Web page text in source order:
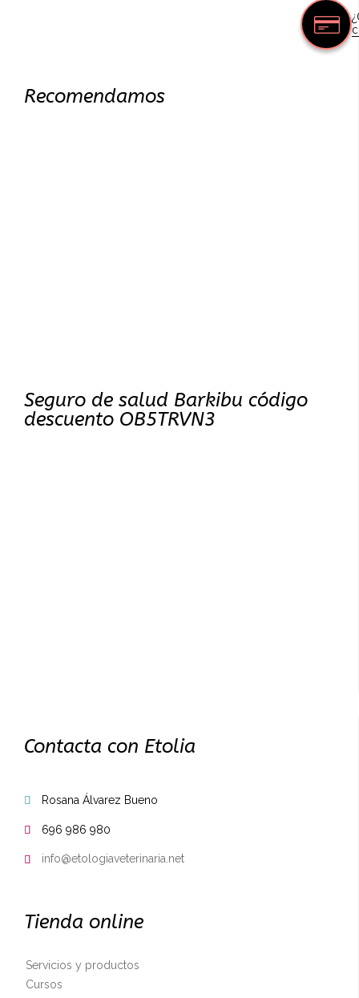
Recomendamos
Seguro de salud Barkibu código
descuento OB5TRVN3
Contacta con Etolia
 Rosana Álvarez Bueno
 696 986 980
 info@etologiaveterinaria.net
Tienda online
Servicios y productos
Cursos